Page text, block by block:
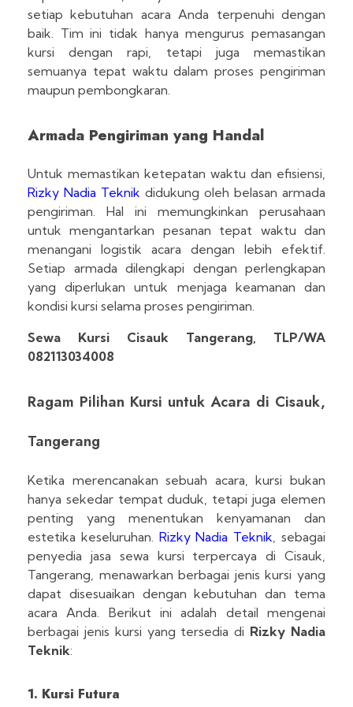
setiap kebutuhan acara Anda terpenuhi dengan
baik. Tim ini tidak hanya mengurus pemasangan
kursi dengan rapi, tetapi juga memastikan
semuanya tepat waktu dalam proses pengiriman
maupun pembongkaran.
Armada Pengiriman yang Handal
Untuk memastikan ketepatan waktu dan efisiensi,
Rizky Nadia Teknik didukung oleh belasan armada
pengiriman. Hal ini memungkinkan perusahaan
untuk mengantarkan pesanan tepat waktu dan
menangani logistik acara dengan lebih efektif.
Setiap armada dilengkapi dengan perlengkapan
yang diperlukan untuk menjaga keamanan dan
kondisi kursi selama proses pengiriman.
Sewa Kursi Cisauk Tangerang, TLP/WA
082113034008
Ragam Pilihan Kursi untuk Acara di Cisauk,
Tangerang
Ketika merencanakan sebuah acara, kursi bukan
hanya sekedar tempat duduk, tetapi juga elemen
penting yang menentukan kenyamanan dan
estetika keseluruhan. Rizky Nadia Teknik, sebagai
penyedia jasa sewa kursi terpercaya di Cisauk,
Tangerang, menawarkan berbagai jenis kursi yang
dapat disesuaikan dengan kebutuhan dan tema
acara Anda. Berikut ini adalah detail mengenai
berbagai jenis kursi yang tersedia di Rizky Nadia
Teknik:
1. Kursi Futura